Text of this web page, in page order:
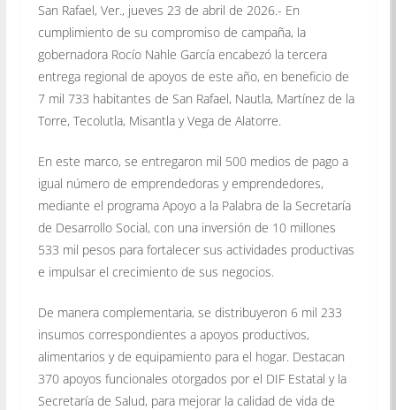
San Rafael, Ver., jueves 23 de abril de 2026.- En
cumplimiento de su compromiso de campaña, la
gobernadora Rocío Nahle García encabezó la tercera
entrega regional de apoyos de este año, en beneficio de
7 mil 733 habitantes de San Rafael, Nautla, Martínez de la
Torre, Tecolutla, Misantla y Vega de Alatorre.
En este marco, se entregaron mil 500 medios de pago a
igual número de emprendedoras y emprendedores,
mediante el programa Apoyo a la Palabra de la Secretaría
de Desarrollo Social, con una inversión de 10 millones
533 mil pesos para fortalecer sus actividades productivas
e impulsar el crecimiento de sus negocios.
De manera complementaria, se distribuyeron 6 mil 233
insumos correspondientes a apoyos productivos,
alimentarios y de equipamiento para el hogar. Destacan
370 apoyos funcionales otorgados por el DIF Estatal y la
Secretaría de Salud, para mejorar la calidad de vida de